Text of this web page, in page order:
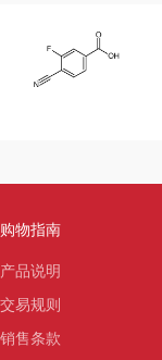
购物指南
产品说明
交易规则
销售条款